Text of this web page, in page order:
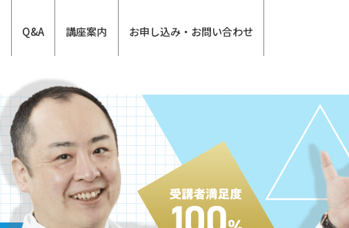
Q&A 講座案内 お申し込み・お問い合わせ